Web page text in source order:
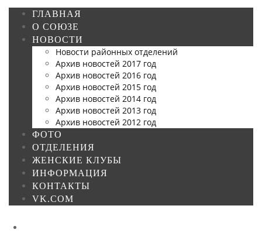
ГЛАВНАЯ
О СОЮЗЕ
НОВОСТИ
Новости районных отделений
Архив новостей 2017 год
Архив новостей 2016 год
Архив новостей 2015 год
Архив новостей 2014 год
Архив новостей 2013 год
Архив новостей 2012 год
ФОТО
ОТДЕЛЕНИЯ
ЖЕНСКИЕ КЛУБЫ
ИНФОРМАЦИЯ
КОНТАКТЫ
VK.COM